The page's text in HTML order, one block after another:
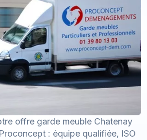
offre garde meuble Chatenay
: équipe qualifiée, ISO